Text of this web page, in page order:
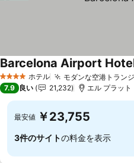
4 ホテルのランク
ホテル モダンな空港トラン
Barcelona Airport
7.9 良い 21,232 エル プラッ
最安値 ￥23,755
3件のサイトの料金を表示